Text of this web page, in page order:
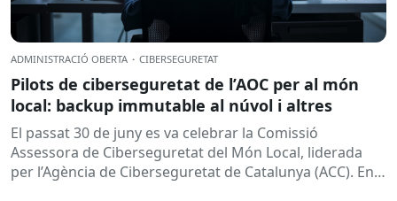
ADMINISTRACIÓ OBERTA · CIBERSEGURETAT
Pilots de ciberseguretat de l’AOC per al món
local: backup immutable al núvol i altres
El passat 30 de juny es va celebrar la Comissió
Assessora de Ciberseguretat del Món Local, liderada
per l’Agència de Ciberseguretat de Catalunya (ACC). En